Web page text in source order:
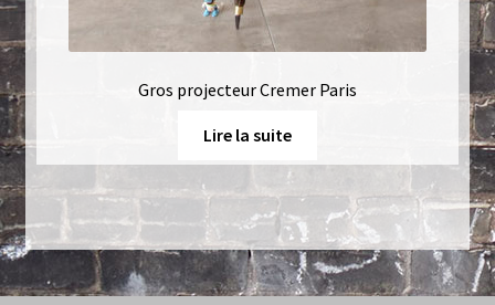
Gros projecteur Cremer Paris
Lire la suite